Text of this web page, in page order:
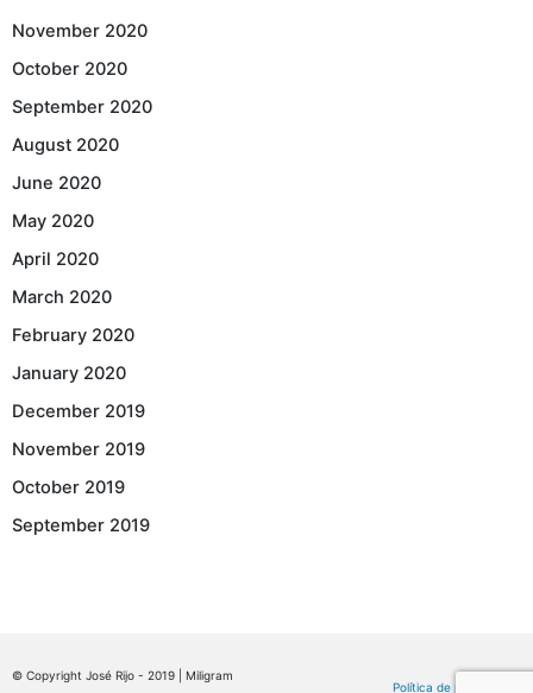
November 2020
October 2020
September 2020
August 2020
June 2020
May 2020
April 2020
March 2020
February 2020
January 2020
December 2019
November 2019
October 2019
September 2019
© Copyright José Rijo - 2019 | Miligram
Política de privacidade